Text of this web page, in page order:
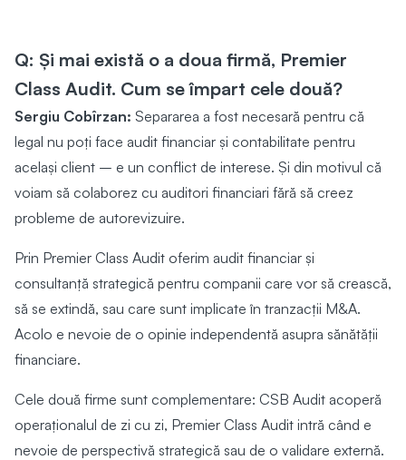
Q: Și mai există o a doua firmă, Premier
Class Audit. Cum se împart cele două?
Sergiu Cobîrzan: Separarea a fost necesară pentru că
legal nu poți face audit financiar și contabilitate pentru
același client – e un conflict de interese. Și din motivul că
voiam să colaborez cu auditori financiari fără să creez
probleme de autorevizuire.
Prin Premier Class Audit oferim audit financiar și
consultanță strategică pentru companii care vor să crească,
să se extindă, sau care sunt implicate în tranzacții M&A.
Acolo e nevoie de o opinie independentă asupra sănătății
financiare.
Cele două firme sunt complementare: CSB Audit acoperă
operaționalul de zi cu zi, Premier Class Audit intră când e
nevoie de perspectivă strategică sau de o validare externă.